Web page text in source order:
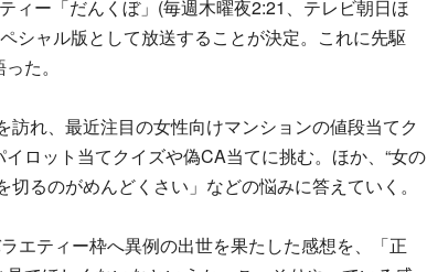
ィー「だんくぼ」(毎週木曜夜2:21、テレビ朝日ほ
シャル版として放送することが決定。これに先駆
た。
れ、最近注目の女性向けマンションの値段当てク
ロット当てクイズや偽CA当てに挑む。ほか、“女の
るのがめんどくさい」などの悩みに答えていく。
エティー枠へ異例の出世を果たした感想を、「正